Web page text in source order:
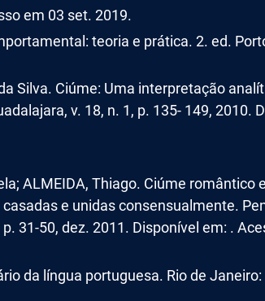
em 03 set. 2019.
teoria e prática. 2. ed.
Silva. Ciúme: Uma interpretação
v. 18, n. 1, p. 135- 149, 2010.
ALMEIDA, Thiago. Ciúme romântico
e unidas consensualmente.
31-50, dez. 2011. Disponível em: .
da língua portuguesa. Rio de Janeiro: